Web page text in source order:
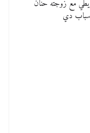
مع زوجته حنان
دي